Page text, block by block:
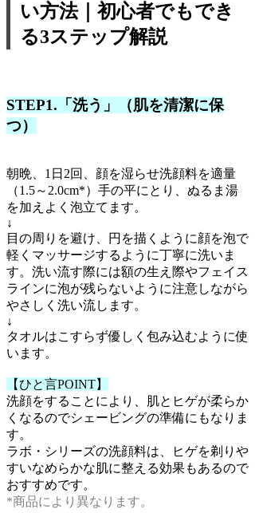
い方法｜初心者でもでき
る3ステップ解説
STEP1.「洗う」（肌を清潔に保
つ）
朝晩、1日2回、顔を湿らせ洗顔料を適量
（1.5～2.0cm*）手の平にとり、ぬるま湯
を加えよく泡立てます。
↓
目の周りを避け、円を描くように顔を泡で
軽くマッサージするように丁寧に洗いま
す。洗い流す際には額の生え際やフェイス
ラインに泡が残らないように注意しながら
やさしく洗い流します。
↓
タオルはこすらず優しく包み込むように使
います。
【ひと言POINT】
洗顔をすることにより、肌とヒゲが柔らか
くなるのでシェービングの準備にもなりま
す。
ラボ・シリーズの洗顔料は、ヒゲを剃りや
すいなめらかな肌に整える効果もあるので
おすすめです。
*商品により異なります。